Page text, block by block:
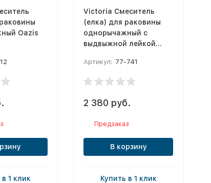
Oazis
1 клик
Victoria Смеситель
(елка) для раковины
однорычажный с
выдвыжной лейкой
Артикул: 77-741
2 380 руб.
Предзаказ
В корзину
Купить в 1 клик